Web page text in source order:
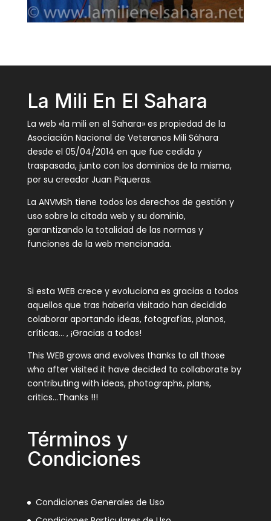
La Mili En El Sahara
La web «la mili en el Sahara» es propiedad de la
Asociación Nacional de Veteranos Mili Sáhara
desde el 05/04/2014 en que fue cedida y
traspasada, junto con los dominios de la misma,
por su creador Juan Piqueras.
La ANVMSh tiene todos los derechos de gestión y
uso sobre la citada web y su dominio,
garantizando la totalidad de las normas y
funciones de la web mencionada.
Si esta WEB crece y evoluciona es gracias a todos
aquellos que tras haberla visitado han decidido
colaborar aportando ideas, fotografías, planos,
críticas… , ¡Gracias a todos!
This WEB grows and evolves thanks to all those
who after visited it have decided to collaborate by
contributing with ideas, photographs, plans,
critics…Thanks !!!
Términos y
Condiciones
Condiciones Generales de Uso